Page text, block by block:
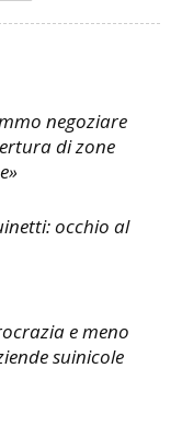
negoziare
di zone
occhio al
e meno
suinicole